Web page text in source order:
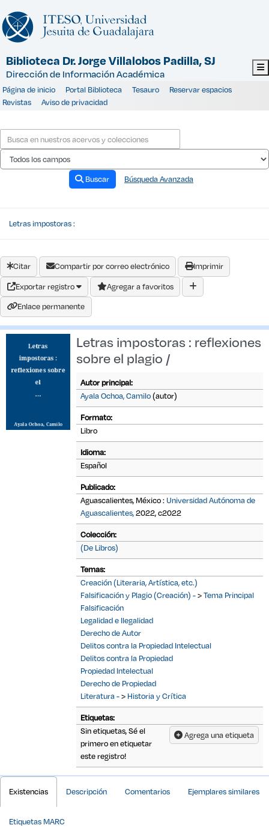
Biblioteca Dr. Jorge Villalobos Padilla, SJ
Dirección de Información Académica
Página de inicio Portal Biblioteca Tesauro
Reservar espacios
Revistas
Aviso de privacidad
Buscar Búsqueda Avanzada
Letras impostoras :
Citar Compartir por correo electrónico
Imprimir
Exportar registro
Agregar a favoritos
Enlace permanente
Letras impostoras : reflexiones
sobre el plagio /
Detalles Bibliográficos
Autor principal:
Ayala Ochoa, Camilo(autor)
Formato:
Libro
Idioma:
Español
Publicado:
Aguascalientes, México : Universidad Autónoma de
Aguascalientes,2022, c2022
Colección:
(De Libros)
Temas:
Creación (Literaria, Artística, etc.)
Falsificación y Plagio (Creación) ->Tema Principal
Falsificación
Legalidad e Ilegalidad
Derecho de Autor
Delitos contra la Propiedad Intelectual
Delitos contra la Propiedad
Propiedad Intelectual
Derecho de Propiedad
Literatura -> Historia y Crítica
Etiquetas:
Agrega una etiqueta
Sin etiquetas, Sé el
primero en etiquetar
este registro!
Existencias Descripción Comentarios Ejemplares similares
Etiquetas MARC